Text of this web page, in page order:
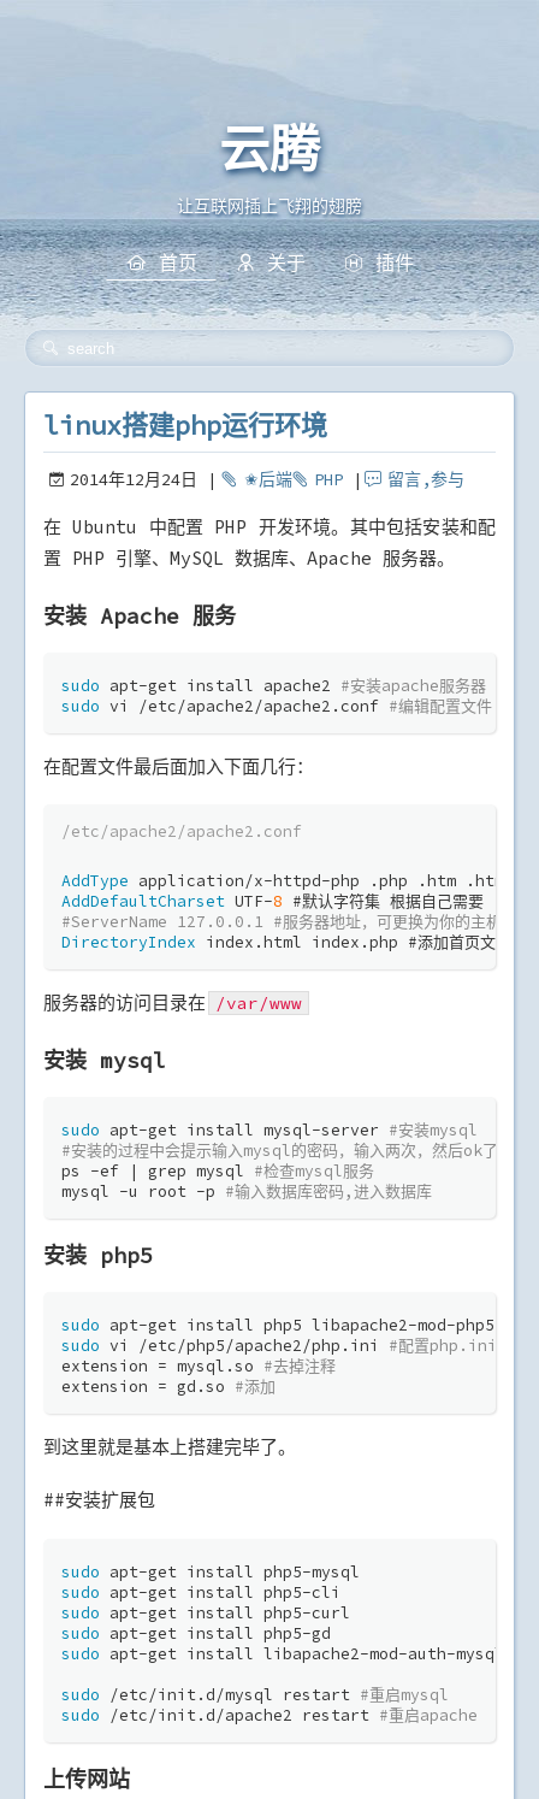
linux搭建php运行环境
云腾
让互联网插上飞翔的翅膀
首页 关于 插件
linux搭建php运行环境
2014年12月24日 ✬后端 PHP 留言,参与
在 Ubuntu 中配置 PHP 开发环境。其中包括安装和配
置 PHP 引擎、MySQL 数据库、Apache 服务器。
安装 Apache 服务
sudo apt-get install apache2 #安装apache服务器
sudo vi /etc/apache2/apache2.conf #编辑配置文件
在配置文件最后面加入下面几行：
/etc/apache2/apache2.conf
AddType application/x-httpd-php .php .htm .html #添
AddDefaultCharset UTF-8 #默认字符集 根据自己需要
#ServerName 127.0.0.1 #服务器地址，可更换为你的主机地址
DirectoryIndex index.html index.php #添加首页文，静态
服务器的访问目录在 /var/www
安装 mysql
sudo apt-get install mysql-server #安装mysql
#安装的过程中会提示输入mysql的密码，输入两次，然后ok了
ps -ef | grep mysql #检查mysql服务
mysql -u root -p #输入数据库密码,进入数据库
安装 php5
sudo apt-get install php5 libapache2-mod-php5
sudo vi /etc/php5/apache2/php.ini #配置php.ini与
extension = mysql.so #去掉注释
extension = gd.so #添加
到这里就是基本上搭建完毕了。
##安装扩展包
sudo apt-get install php5-mysql
sudo apt-get install php5-cli
sudo apt-get install php5-curl
sudo apt-get install php5-gd
sudo apt-get install libapache2-mod-auth-mysql
sudo /etc/init.d/mysql restart #重启mysql
sudo /etc/init.d/apache2 restart #重启apache
上传网站